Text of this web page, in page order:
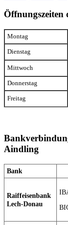
Öffnungszeiten
Montag
Dienstag
Mittwoch
Donnerstag
Freitag
Aindling
Bank
Raiffeisenbank
Lech-Donau